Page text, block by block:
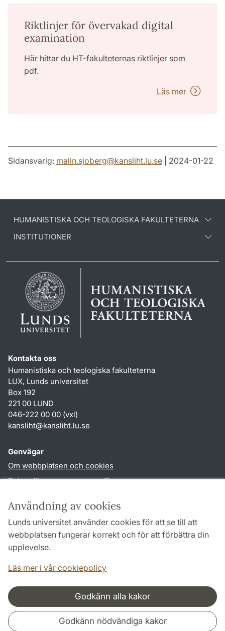
Användning av cookies
Lunds universitet använder cookies för att se till att
webbplatsen fungerar korrekt och för att förbättra din
upplevelse.
Läs mer i vår cookiepolicy
Godkänn alla kakor
Godkänn nödvändiga kakor
Riktlinjer för övervakad digital
examination
Här hittar du HT-fakulteternas riktlinjer som
pdf.
Läs mer
Sidansvarig: malin.sjoberg@kansliht.lu.se | 2024-01-22
HUMANISTISKA OCH TEOLOGISKA FAKULTETERNA
INSTITUTIONER
Kontakta oss
Humanistiska och teologiska fakulteterna
LUX, Lunds universitet
Box 192
221 00 LUND
046-222 00 00 (vxl)
kansliht@kansliht.lu.se
Genvägar
Om webbplatsen och cookies
Behandling av personuppgifter
TYPO3-login
Följ oss i sociala medier
Samarbeten och nätverk